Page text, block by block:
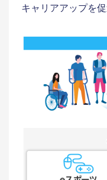
キャリアアップを促